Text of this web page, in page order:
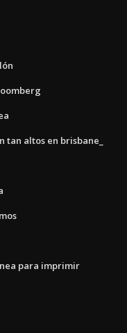
altos en brisbane_
para imprimir